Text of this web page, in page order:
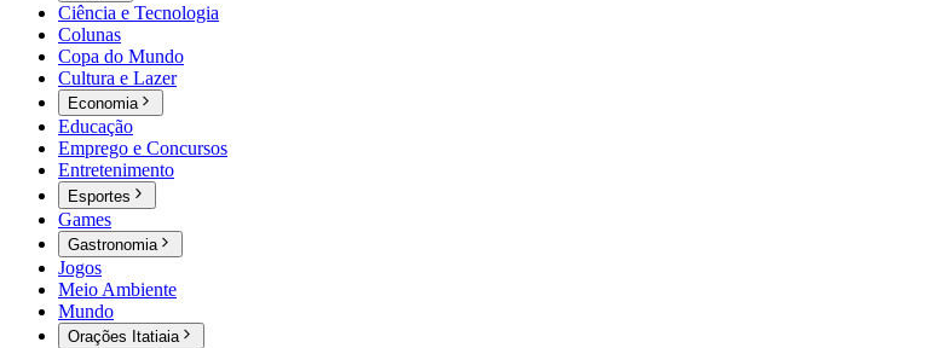
Ciência e Tecnologia
Colunas
Copa do Mundo
Cultura e Lazer
Economia
Educação
Emprego e Concursos
Entretenimento
Esportes
Games
Gastronomia
Jogos
Meio Ambiente
Mundo
Orações Itatiaia